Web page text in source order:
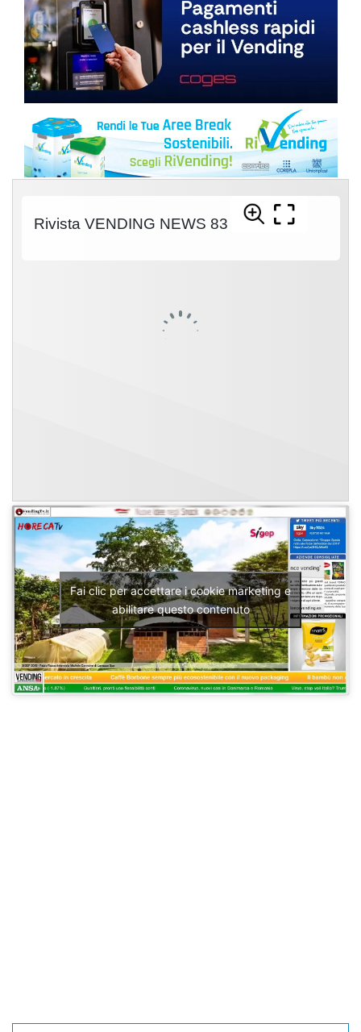
Fai clic per accettare i cookie marketing e
abilitare questo contenuto